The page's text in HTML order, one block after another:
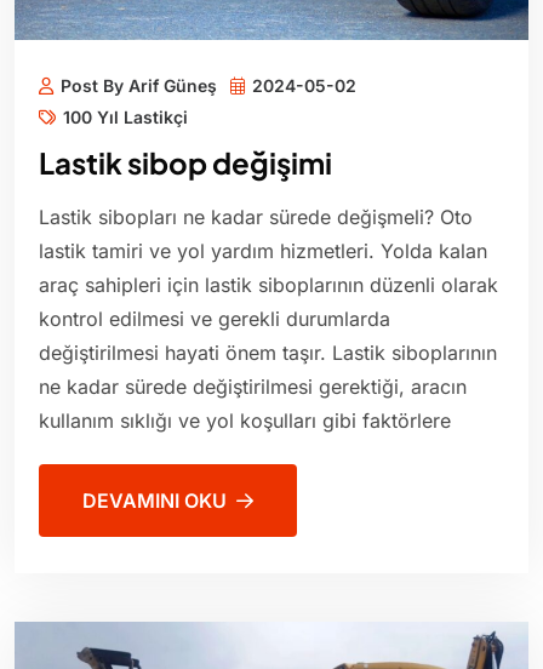
Post By Arif Güneş
2024-05-02
100 Yıl Lastikçi
Lastik sibop değişimi
Lastik sibopları ne kadar sürede değişmeli? Oto
lastik tamiri ve yol yardım hizmetleri. Yolda kalan
araç sahipleri için lastik siboplarının düzenli olarak
kontrol edilmesi ve gerekli durumlarda
değiştirilmesi hayati önem taşır. Lastik siboplarının
ne kadar sürede değiştirilmesi gerektiği, aracın
kullanım sıklığı ve yol koşulları gibi faktörlere
DEVAMINI OKU